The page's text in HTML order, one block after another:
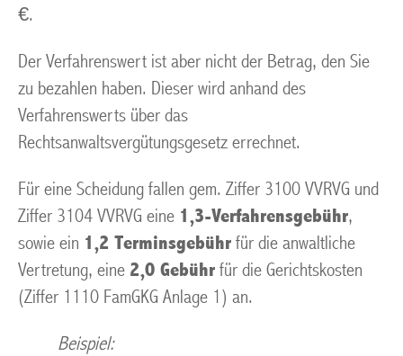
€.
Der Verfahrenswert ist aber nicht der Betrag, den Sie
zu bezahlen haben. Dieser wird anhand des
Verfahrenswerts über das
Rechtsanwaltsvergütungsgesetz errechnet.
Für eine Scheidung fallen gem. Ziffer 3100 VVRVG und
Ziffer 3104 VVRVG eine 1,3-Verfahrensgebühr,
sowie ein 1,2 Terminsgebühr für die anwaltliche
Vertretung, eine 2,0 Gebühr für die Gerichtskosten
(Ziffer 1110 FamGKG Anlage 1) an.
Beispiel: